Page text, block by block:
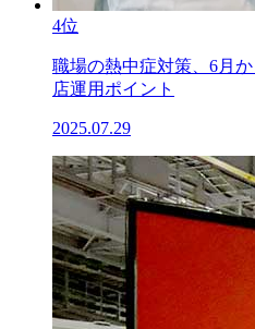
4位
職場の熱中症対策、6月
店運用ポイント
2025.07.29